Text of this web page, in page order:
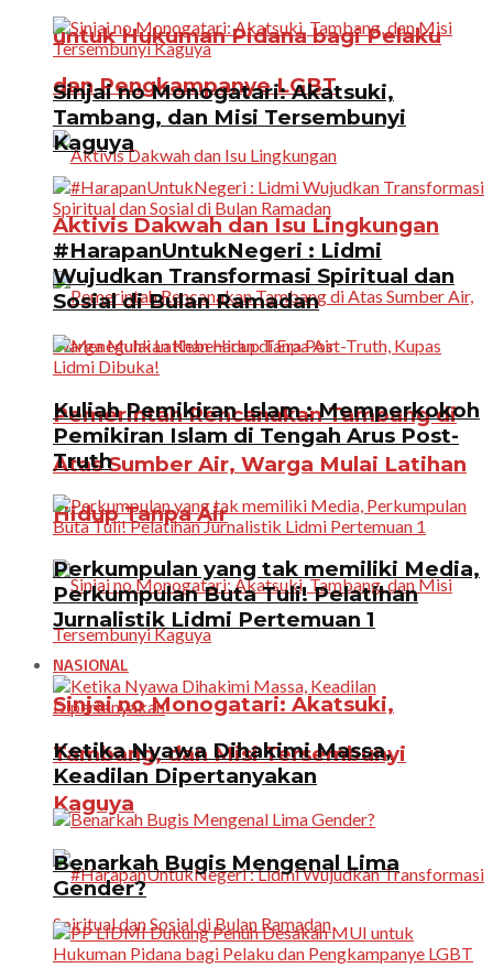
untuk Hukuman Pidana bagi Pelaku
dan Pengkampanye LGBT
Aktivis Dakwah dan Isu Lingkungan
Pemerintah Rencanakan Tambang di
Atas Sumber Air, Warga Mulai Latihan
Hidup Tanpa Air
Sinjai no Monogatari: Akatsuki,
Tambang, dan Misi Tersembunyi
Kaguya
Sinjai no Monogatari: Akatsuki,
Tambang, dan Misi Tersembunyi
Kaguya
#HarapanUntukNegeri : Lidmi
Wujudkan Transformasi Spiritual dan
Sosial di Bulan Ramadan
Kuliah Pemikiran Islam : Memperkokoh
Pemikiran Islam di Tengah Arus Post-
Truth
Perkumpulan yang tak memiliki Media,
Perkumpulan Buta Tuli! Pelatihan
Jurnalistik Lidmi Pertemuan 1
NASIONAL
Ketika Nyawa Dihakimi Massa,
Keadilan Dipertanyakan
Benarkah Bugis Mengenal Lima
Gender?